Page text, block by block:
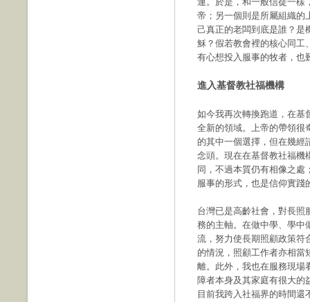
帝；另一個則是所屬組織的
己真正的老闆到底是誰？是
穌？假若教會裡的核心同工
有心想投入服事的牧者，也
進入基督教社福機構
如今我再次轉換跑道，在基
全新的領域。上帝的帶領很
的其中一個選擇，但在幾經
念頭。現在在基督教社福機
同，不過本質仍有相像之
服事的形式，也是信仰實踐
台灣已是高齡社會，對長照
務的主軸。在做中學、學中
流，努力使長期照顧政策符
的情況，照顧工作者亦相當
離。此外，我也在服務現場
障者本身及其家庭有很大的
目前我跨入社福界的時間